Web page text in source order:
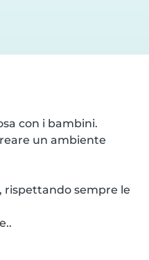
con i bambini.
un ambiente
rispettando sempre le